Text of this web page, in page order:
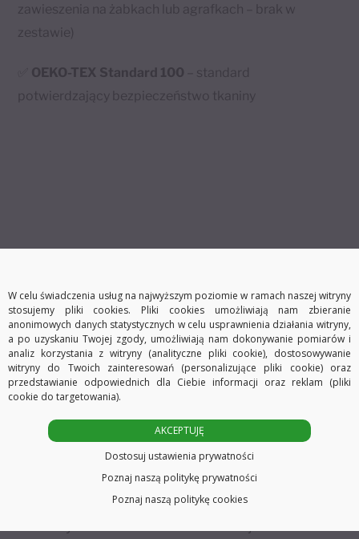
zawieszenia na żabkach lub agrafkach – brak w
zestawie)
OEKO-TEX Standard 100 – standard
potwierdzający bezpieczeństwo tkaniny
_____________
⭐️Zasłona markiKOWALSKIto
efekt dopasowanej,dopracowanej produkcji– od
doboru tkaniny po staranne wykończenie, tak aby
codziennym użyciu. Zasłona daje
90% zaciemnienia
więc pomaga ograniczyć uciążliwe światło i poprawia
prywatność. Dziękigramaturze 230 g/m²
materiał premium,lepiej trzyma formę
W celu świadczenia usług na najwyższym poziomie w ramach naszej witryny
stosujemy pliki cookies. Pliki cookies umożliwiają nam zbieranie
anonimowych danych statystycznych w celu usprawnienia działania witryny,
a po uzyskaniu Twojej zgody, umożliwiają nam dokonywanie pomiarów i
analiz korzystania z witryny (analityczne pliki cookie), dostosowywanie
witryny do Twoich zainteresowań (personalizujące pliki cookie) oraz
przedstawianie odpowiednich dla Ciebie informacji oraz reklam (pliki
cookie do targetowania).
AKCEPTUJĘ
Dostosuj ustawienia prywatności
Poznaj naszą politykę prywatności
Poznaj naszą politykę cookies